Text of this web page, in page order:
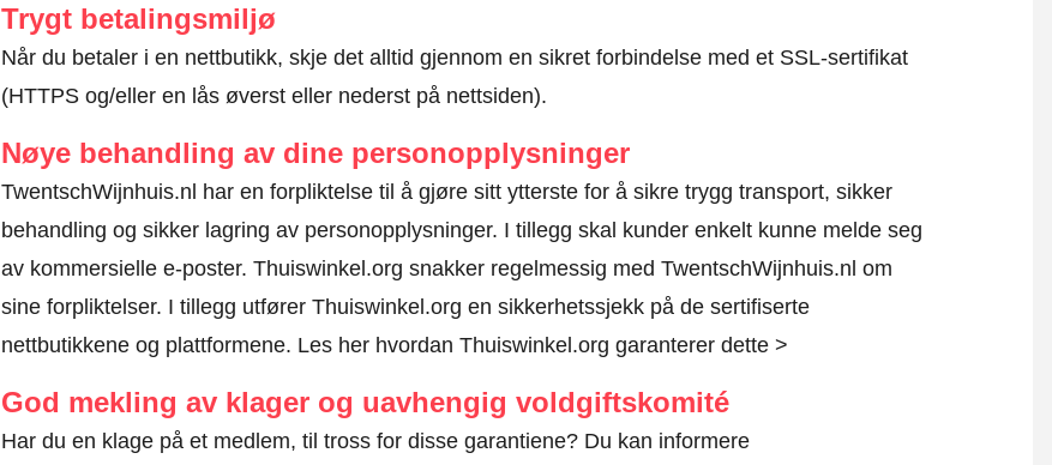
Trygt betalingsmiljø
Når du betaler i en nettbutikk, skje det alltid gjennom en sikret forbindelse med et SSL-sertifikat
(HTTPS og/eller en lås øverst eller nederst på nettsiden).
Nøye behandling av dine personopplysninger
TwentschWijnhuis.nl har en forpliktelse til å gjøre sitt ytterste for å sikre trygg transport, sikker
behandling og sikker lagring av personopplysninger. I tillegg skal kunder enkelt kunne melde seg
av kommersielle e-poster. Thuiswinkel.org snakker regelmessig med TwentschWijnhuis.nl om
sine forpliktelser. I tillegg utfører Thuiswinkel.org en sikkerhetssjekk på de sertifiserte
nettbutikkene og plattformene. Les her hvordan Thuiswinkel.org garanterer dette >
God mekling av klager og uavhengig voldgiftskomité
Har du en klage på et medlem, til tross for disse garantiene? Du kan informere